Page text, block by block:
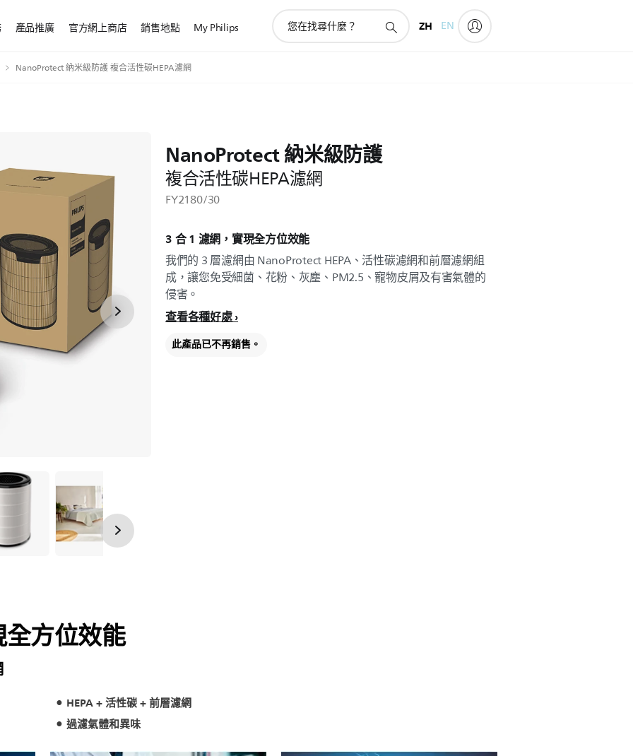
產品推廣 官方網上商店 銷售地點 My Philips ZH EN
NanoProtect 納米級防護 複合活性碳HEPA濾網
NanoProtect 納米級防護
複合活性碳HEPA濾網
FY2180/30
3 合 1 濾網，實現全方位效能
我們的 3 層濾網由 NanoProtect HEPA、活性碳濾網和前層濾網組
成，讓您免受細菌、花粉、灰塵、PM2.5、寵物皮屑及有害氣體的
侵害。
查看各種好處
此產品已不再銷售。
方位效能
HEPA + 活性碳 + 前層濾網
過濾氣體和異味